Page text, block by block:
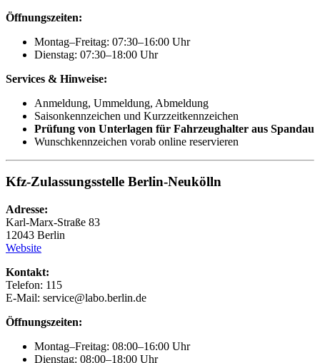
Öffnungszeiten:
Montag–Freitag: 07:30–16:00 Uhr
Dienstag: 07:30–18:00 Uhr
Services & Hinweise:
Anmeldung, Ummeldung, Abmeldung
Saisonkennzeichen und Kurzzeitkennzeichen
Prüfung von Unterlagen für Fahrzeughalter aus Spandau
Wunschkennzeichen vorab online reservieren
Kfz-Zulassungsstelle Berlin-Neukölln
Adresse:
Karl-Marx-Straße 83
12043 Berlin
Website
Kontakt:
Telefon: 115
E-Mail: service@labo.berlin.de
Öffnungszeiten:
Montag–Freitag: 08:00–16:00 Uhr
Dienstag: 08:00–18:00 Uhr